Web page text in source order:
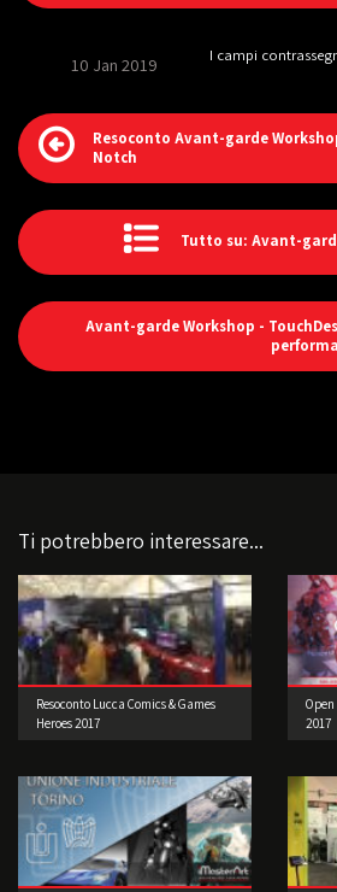
I campi
10 Jan 2019
Resoconto Avant-garde
Notch
Tutto su: Avant-
Avant-garde Workshop -
Ti potrebbero interessare...
Resoconto Lucca Comics & Games
Heroes 2017
2017